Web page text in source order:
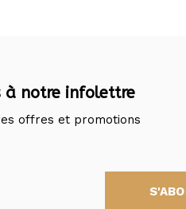
à notre infolettre
offres et promotions